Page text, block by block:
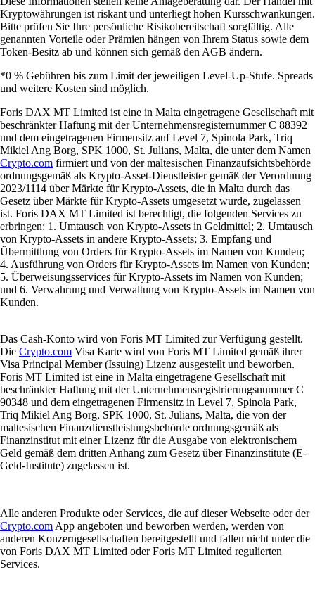
Kryptowährungen ist riskant und unterliegt hohen Kursschwankungen.
Bitte prüfen Sie Ihre persönliche Risikobereitschaft sorgfältig. Alle
genannten Vorteile oder Prämien hängen von Ihrem Status sowie dem
Token-Besitz ab und können sich gemäß den AGB ändern.
*0 % Gebühren bis zum Limit der jeweiligen Level-Up-Stufe. Spreads
und weitere Kosten sind möglich.
Foris DAX MT Limited ist eine in Malta eingetragene Gesellschaft mit
beschränkter Haftung mit der Unternehmensregisternummer C 88392
und dem eingetragenen Firmensitz auf Level 7, Spinola Park, Triq
Mikiel Ang Borg, SPK 1000, St. Julians, Malta, die unter dem Namen
Crypto.com firmiert und von der maltesischen Finanzaufsichtsbehörde
ordnungsgemäß als Krypto-Asset-Dienstleister gemäß der Verordnung
2023/1114 über Märkte für Krypto-Assets, die in Malta durch das
Gesetz über Märkte für Krypto-Assets umgesetzt wurde, zugelassen
ist. Foris DAX MT Limited ist berechtigt, die folgenden Services zu
erbringen: 1. Umtausch von Krypto-Assets in Geldmittel; 2. Umtausch
von Krypto-Assets in andere Krypto-Assets; 3. Empfang und
Übermittlung von Orders für Krypto-Assets im Namen von Kunden;
4. Ausführung von Orders für Krypto-Assets im Namen von Kunden;
5. Überweisungsservices für Krypto-Assets im Namen von Kunden;
und 6. Verwahrung und Verwaltung von Krypto-Assets im Namen von
Kunden.
Das Cash-Konto wird von Foris MT Limited zur Verfügung gestellt.
Die Crypto.com Visa Karte wird von Foris MT Limited gemäß ihrer
Visa Principal Member (Issuing) Lizenz ausgestellt und beworben.
Foris MT Limited ist eine in Malta eingetragene Gesellschaft mit
beschränkter Haftung mit der Unternehmensregistrierungsnummer C
90348 und dem eingetragenen Firmensitz in Level 7, Spinola Park,
Triq Mikiel Ang Borg, SPK 1000, St. Julians, Malta, die von der
maltesischen Finanzdienstleistungsbehörde ordnungsgemäß als
Finanzinstitut mit einer Lizenz für die Ausgabe von elektronischem
Geld gemäß dem dritten Anhang zum Gesetz über Finanzinstitute (E-
Geld-Institute) zugelassen ist.
Alle anderen Produkte oder Services, die auf dieser Webseite oder der
Crypto.com App angeboten und beworben werden, werden von
anderen Konzerngesellschaften bereitgestellt und fallen nicht unter die
von Foris DAX MT Limited oder Foris MT Limited regulierten
Services.